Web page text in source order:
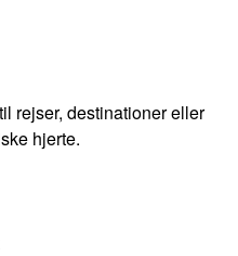
rejser, destinationer eller
hjerte.